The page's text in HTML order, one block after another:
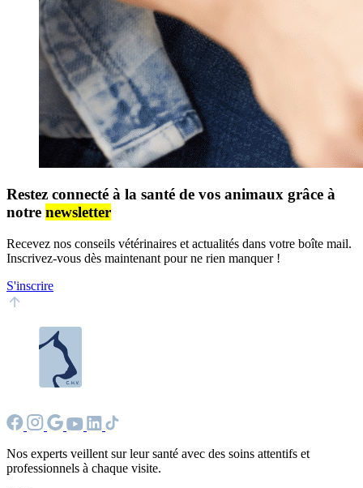
Restez connecté à la santé de vos animaux grâce à
notre newsletter
Recevez nos conseils vétérinaires et actualités dans votre boîte mail.
Inscrivez-vous dès maintenant pour ne rien manquer !
S'inscrire
Nos experts veillent sur leur santé avec des soins attentifs et
professionnels à chaque visite.